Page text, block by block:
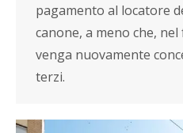
pagamento al locatore
canone, a meno che,
venga nuovamente
terzi.